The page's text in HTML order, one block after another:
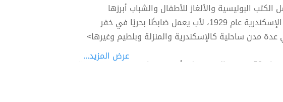
البوليسية والألغاز للأطفال والشباب أبرزها
المغامرون الخمسة، والشياطين ال13. ولد سالم في الإسكندرية عام 1929، لأب يعمل ضابطًا بحريًا في خفر
مدن ساحلية كالإسكندرية والمنزلة وبلطيم وغيرها>
دخل عالم الصحافة كمحرر فى أول مجلة تصدرها الثورة عام 53 وهى «التحرير»، ليترأس بعدها تحرير مجلة «الإذاعة
عرض المزيد...